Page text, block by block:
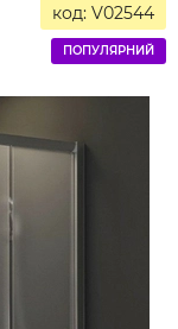
код: V02544
ПОПУЛЯРНИЙ